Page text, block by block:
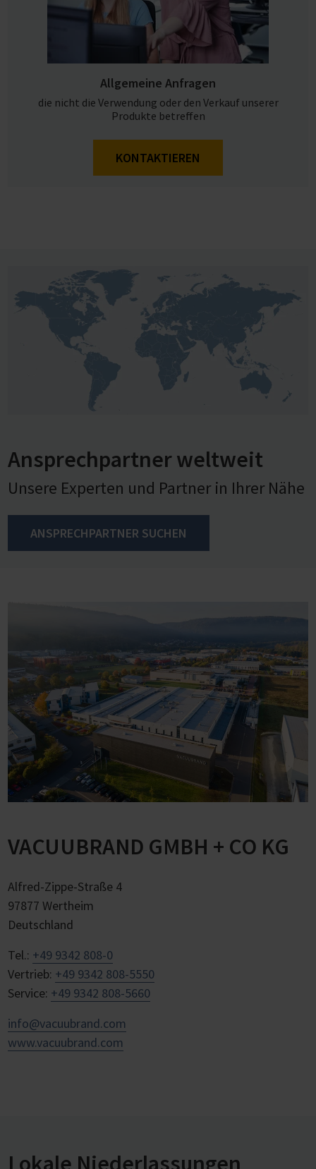
Allgemeine Anfragen
die nicht die Verwendung oder den Verkauf unserer
Produkte betreffen
KONTAKTIEREN
Ansprechpartner weltweit
Unsere Experten und Partner in Ihrer Nähe
ANSPRECHPARTNER SUCHEN
VACUUBRAND GMBH + CO KG
Alfred-Zippe-Straße 4
97877 Wertheim
Deutschland
Tel.: +49 9342 808-0
Vertrieb: +49 9342 808-5550
Service: +49 9342 808-5660
info@vacuubrand.com
www.vacuubrand.com